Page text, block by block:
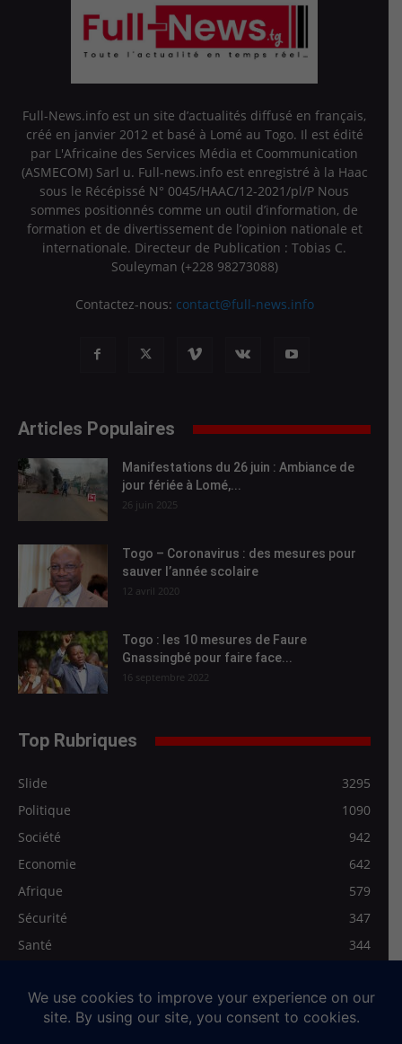
Full-News.info est un site d’actualités diffusé en français,
créé en janvier 2012 et basé à Lomé au Togo. Il est édité
par L'Africaine des Services Média et Coommunication
(ASMECOM) Sarl u. Full-news.info est enregistré à la Haac
sous le Récépissé N° 0045/HAAC/12-2021/pl/P Nous
sommes positionnés comme un outil d’information, de
formation et de divertissement de l’opinion nationale et
internationale. Directeur de Publication : Tobias C.
Souleyman (+228 98273088)
Contactez-nous: contact@full-news.info
Articles Populaires
Manifestations du 26 juin : Ambiance de
jour fériée à Lomé,...
26 juin 2025
Togo – Coronavirus : des mesures pour
sauver l’année scolaire
12 avril 2020
Togo : les 10 mesures de Faure
Gnassingbé pour faire face...
16 septembre 2022
Top Rubriques
Slide
3295
Politique
1090
Société
942
Economie
642
Afrique
579
Sécurité
347
Santé
344
Médias>Vidéo
272